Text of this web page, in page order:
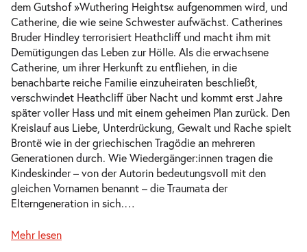
19:30 Uhr
Tickets
Wuthering Heights I Sturmhöhe-
So.
23.05.2027
So. 23.05.2027
15:00 Uhr
Tickets
Wuthering Heights I Sturmhöhe
dem Gutshof »Wuthering Heights« aufgenommen wird, und
Catherine, die wie seine Schwester aufwächst. Catherines
Bruder Hindley terrorisiert Heathcliff und macht ihm mit
Demütigungen das Leben zur Hölle. Als die erwachsene
Catherine, um ihrer Herkunft zu entfliehen, in die
benachbarte reiche Familie einzuheiraten beschließt,
verschwindet Heathcliff über Nacht und kommt erst Jahre
später voller Hass und mit einem geheimen Plan zurück. Den
Kreislauf aus Liebe, Unterdrückung, Gewalt und Rache spielt
Brontë wie in der griechischen Tragödie an mehreren
Generationen durch. Wie Wiedergänger:innen tragen die
Kindeskinder – von der Autorin bedeutungsvoll mit den
gleichen Vornamen benannt – die Traumata der
Elterngeneration in sich.…
Mehr lesen